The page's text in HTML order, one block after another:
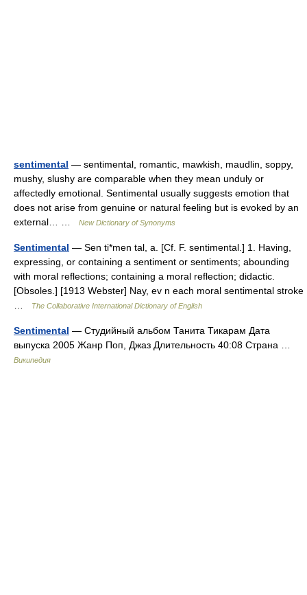
sentimental — sentimental, romantic, mawkish, maudlin, soppy,
mushy, slushy are comparable when they mean unduly or
affectedly emotional. Sentimental usually suggests emotion that
does not arise from genuine or natural feeling but is evoked by an
external… …
New Dictionary of Synonyms
Sentimental — Sen ti*men tal, a. [Cf. F. sentimental.] 1. Having,
expressing, or containing a sentiment or sentiments; abounding
with moral reflections; containing a moral reflection; didactic.
[Obsoles.] [1913 Webster] Nay, ev n each moral sentimental stroke
The Collaborative International Dictionary of English
Sentimental — Студийный альбом Танита Тикарам Дата
выпуска 2005 Жанр Поп, Джаз Длительность 40:08 Страна …
Википедия